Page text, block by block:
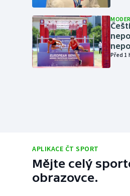
Před 1
APLIKACE ČT SPORT
Mějte celý
obrazovce.